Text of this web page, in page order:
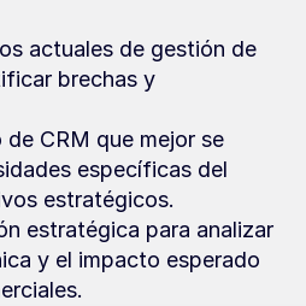
actuales de gestión de
brechas y
CRM que mejor se
específicas del
estratégicos.
estratégica para analizar
y el impacto esperado